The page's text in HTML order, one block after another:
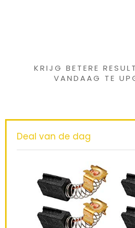
KRIJG BETERE
VANDAAG TE
Deal van de dag